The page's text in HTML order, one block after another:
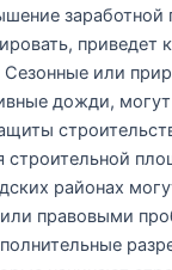
заработной
приведет
Сезонные или
дожди,
строительной
районах
правовыми